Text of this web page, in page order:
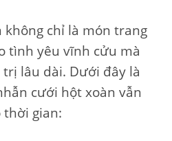
chỉ là món trang
tình yêu vĩnh cửu mà
trị lâu dài. Dưới đây là
cưới hột xoàn vẫn
gian: